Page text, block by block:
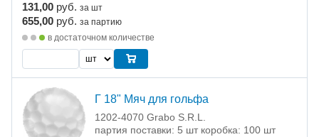
131,00 руб. за шт
655,00 руб. за партию
в достаточном количестве
Г 18" Мяч для гольфа
1202-4070 Grabo S.R.L.
партия поставки: 5 шт коробка: 100 шт